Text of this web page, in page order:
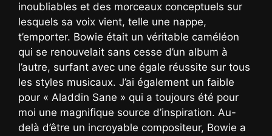
inoubliables et des morceaux conceptuels sur
lesquels sa voix vient, telle une nappe,
t’emporter. Bowie était un véritable caméléon
qui se renouvelait sans cesse d’un album à
l’autre, surfant avec une égale réussite sur tous
les styles musicaux. J’ai également un faible
pour « Aladdin Sane » qui a toujours été pour
moi une magnifique source d’inspiration. Au-
delà d’être un incroyable compositeur, Bowie a